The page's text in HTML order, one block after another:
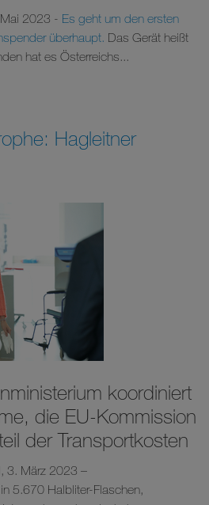
2023 - Es geht um den ersten
überhaupt. Das Gerät heißt
hat es Österreichs...
Hagleitner
koordiniert
die EU-Kommission
der Transportkosten
3. März 2023 –
5.670 Halbliter-Flaschen,